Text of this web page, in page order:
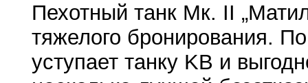
Пехотный танк Мк. II
тяжелого бронирования.
уступает танку KB и